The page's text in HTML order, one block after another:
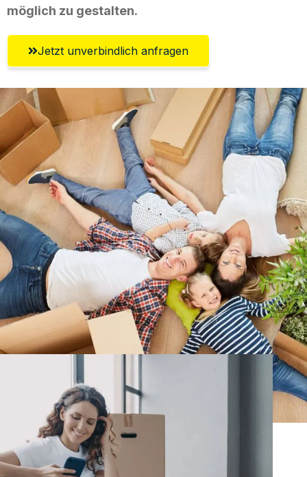
möglich zu gestalten.
Jetzt unverbindlich anfragen